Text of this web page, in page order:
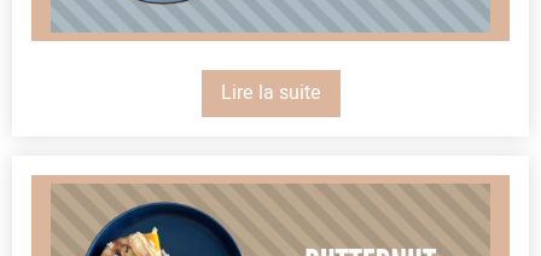
Lire la suite